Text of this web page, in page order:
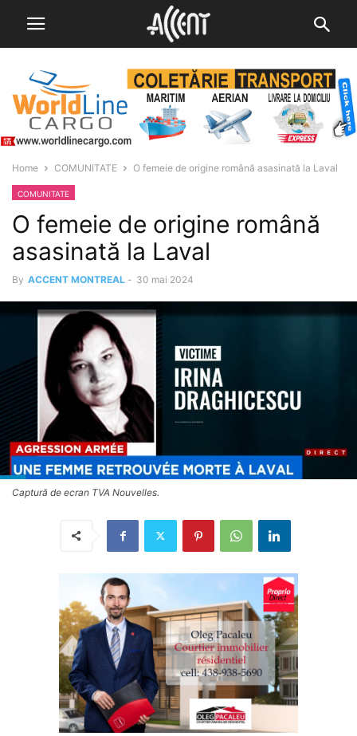
Home COMUNITATE O femeie de origine română asasinată la Laval
COMUNITATE
O femeie de origine română
asasinată la Laval
By ACCENT MONTREAL - 30 mai 2024
Captură de ecran TVA Nouvelles.